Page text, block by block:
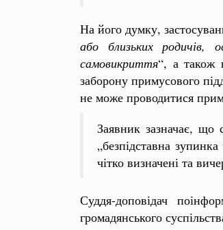
На його думку,
або близьких родичів,
самовикриття“, а також
заборону примусового
не може проводитися
Заявник зазначає, що
„безпідставна
чітко визначені та
Суддя-доповідач
громадянського